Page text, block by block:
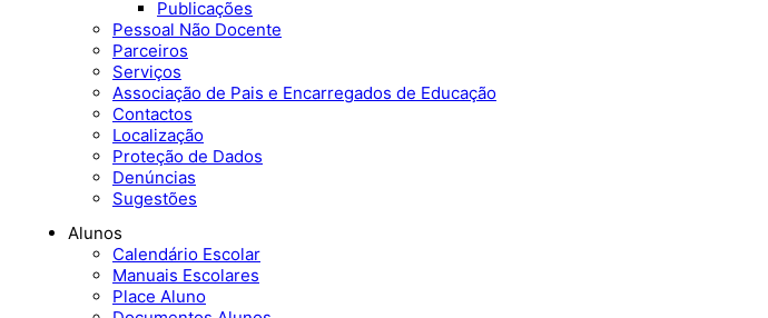
Publicações
Pessoal Não Docente
Parceiros
Serviços
Associação de Pais e Encarregados de Educação
Contactos
Localização
Proteção de Dados
Denúncias
Sugestões
Alunos
Calendário Escolar
Manuais Escolares
Place Aluno